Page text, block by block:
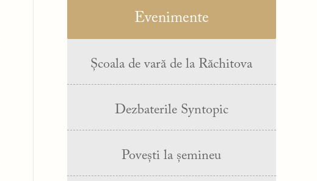
Evenimente
Școala de vară de la Răchitova
Dezbaterile Syntopic
Povești la șemineu